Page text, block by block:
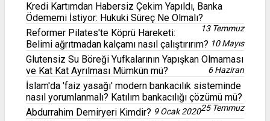
Kredi Kartımdan Habersiz Çekim Yapıldı, Banka
Ödememi İstiyor: Hukuki Süreç Ne Olmalı?
13 Temmuz
Reformer Pilates'te Köprü Hareketi:
Belimi ağrıtmadan kalçamı nasıl çalıştırırım? 10 Mayıs
Glutensiz Su Böreği Yufkalarının Yapışkan Olmaması
ve Kat Kat Ayrılması Mümkün mü?
6 Haziran
İslam'da 'faiz yasağı' modern bankacılık sisteminde
nasıl yorumlanmalı? Katılım bankacılığı çözümü mü?
25 Temmuz
Abdurrahim Demiryeri Kimdir? 9 Ocak 2020